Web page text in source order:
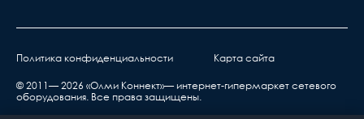
нарушения правил транспортировки,
хранения, эксплуатации или неправильной
установкой;
Политика конфиденциальности Карта сайта
© 2011— 2026 «Олми Коннект»— интернет-гипермаркет сетевого
оборудования. Все права защищены.